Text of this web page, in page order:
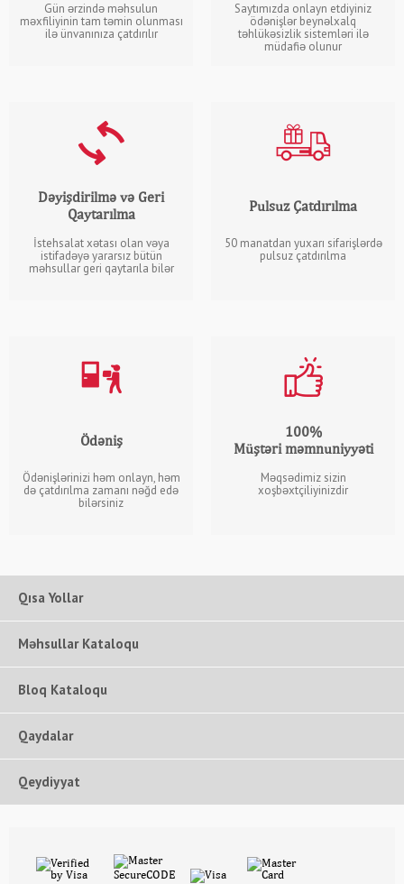
Gün ərzində məhsulun
məxfiliyinin tam təmin olunması
ilə ünvanınıza çatdırılır
Saytımızda onlayn etdiyiniz
ödənişlər beynəlxalq
təhlükəsizlik sistemləri ilə
müdafiə olunur
Dəyişdirilmə və Geri
Qaytarılma
İstehsalat xətası olan vəya
istifadəyə yararsız bütün
məhsullar geri qaytarıla bilər
Pulsuz Çatdırılma
50 manatdan yuxarı sifarişlərdə
pulsuz çatdırılma
Ödəniş
Ödənişlərinizi həm onlayn, həm
də çatdırılma zamanı nəğd edə
bilərsiniz
100%
Müştəri məmnuniyyəti
Məqsədimiz sizin
xoşbəxtçiliyinizdir
Qısa Yollar
Məhsullar Kataloqu
Bloq Kataloqu
Qaydalar
Qeydiyyat